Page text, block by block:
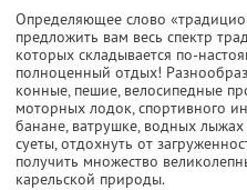
Определяющее слово
предложить вам весь спектр
которых складывается по-
полноценный отдых!
конные, пешие, велосипедные
моторных лодок, спортивного
банане, ватрушке, водных лыжах
суеты, отдохнуть от
получить множество
карельской природы.